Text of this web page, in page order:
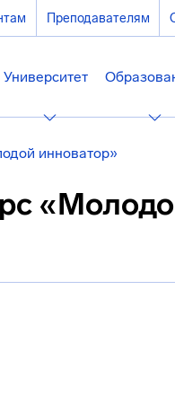
Преподавателям
Университет
инноватор»